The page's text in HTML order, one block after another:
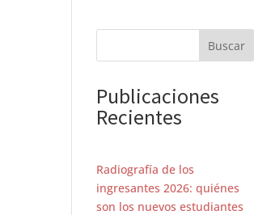
Buscar
Publicaciones
Recientes
Radiografía de los
ingresantes 2026: quiénes
son los nuevos estudiantes